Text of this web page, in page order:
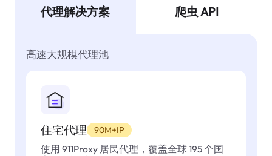
代理解决方案 爬虫 API
高速大规模代理池
住宅代理 90M+IP
使用 911Proxy 居民代理，覆盖全球 195 个国